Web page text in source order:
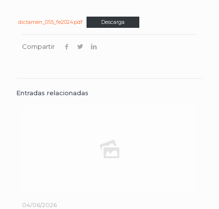
dictamen_055_fe2024.pdf Descarga
Compartir
Entradas relacionadas
04/06/2026